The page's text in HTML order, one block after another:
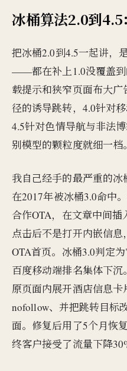
冰桶算法2.0到
把冰桶2.0到4.5一起讲，
——都在补上1.0没覆盖到
载提示和狭窄页面布大
径的诱导跳转，4.0针对
4.5针对色情导航与非法
别模型的颗粒度就细一档。
我自己经手的最严重的
在2017年被冰桶3.0命中
合作OTA，在文章中间
点击后不是打开内嵌信
OTA首页。冰桶3.0判定
百度移动端排名集体下
原页面内展开酒店信息
nofollow、并把跳转目标
面。修复后用了5个月恢
终客户接受了流量下降